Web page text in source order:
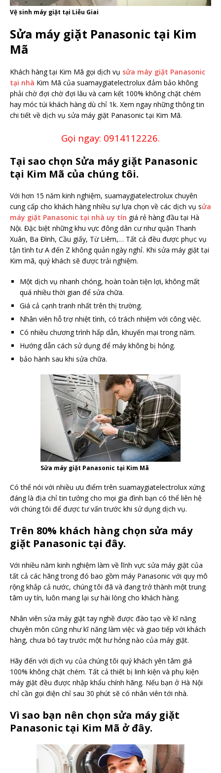
Vệ sinh máy giặt tại Liễu Giai
Sửa máy giặt Panasonic tại Kim
Mã
Khách hàng tại Kim Mã gọi dịch vụ sửa máy giặt Panasonic
tại nhà Kim Mã của suamaygiatelectrolux đảm bảo không
phải chờ đợi chờ đợi lâu và cam kết 100% không chặt chém
hay móc túi khách hàng dù chỉ 1k. Xem ngay những thông tin
chi tiết về dịch vụ sửa máy giặt Panasonic tại Kim Mã.
Gọi ngay: 0914112226.
Tại sao chọn Sửa máy giặt Panasonic
tại Kim Mã của chúng tôi.
Với hơn 15 năm kinh nghiệm, suamaygiatelectrolux chuyên
cung cấp cho khách hàng nhiều sự lựa chọn về các dịch vụ sửa
máy giặt Panasonic tại nhà uy tín giá rẻ hàng đầu tại Hà
Nội. Đặc biệt những khu vực đông dân cư như quận Thanh
Xuân, Ba Đình, Cầu giấy, Từ Liêm,… Tất cả đều được phục vụ
tận tình tư A đến Z không quản ngày nghỉ. Khi sửa máy giặt tại
Kim mã, quý khách sẽ được trải nghiệm.
Một dịch vụ nhanh chóng, hoàn toàn tiện lợi, không mất
quá nhiều thời gian để sửa chữa.
Giá cả cạnh tranh nhất trên thị trường.
Nhân viên hỗ trợ nhiệt tình, có trách nhiệm với công việc.
Có nhiều chương trình hấp dẫn, khuyến mại trong năm.
Hướng dẫn cách sử dụng để máy không bị hỏng.
bảo hành sau khi sửa chữa.
Sửa máy giặt Panasonic tại Kim Mã
Có thể nói với nhiều ưu điểm trên suamaygiatelectrolux xứng
đáng là địa chỉ tin tưởng cho mọi gia đình bạn có thể liên hệ
với chúng tôi để được tư vấn trước khi sử dụng dịch vụ.
Trên 80% khách hàng chọn sửa máy
giặt Panasonic tại đây.
Với nhiều năm kinh nghiệm làm về lĩnh vực sửa máy giặt của
tất cả các hãng trong đó bao gồm máy Panasonic với quy mô
rộng khắp cả nước, chúng tôi đã và đang trở thành một trung
tâm uy tín, luôn mang lại sự hài lòng cho khách hàng.
Nhân viên sửa máy giặt tay nghề được đào tạo về kĩ năng
chuyên môn cũng như kĩ năng làm việc và giao tiếp với khách
hàng, chưa bó tay trước một hư hỏng nào của máy giặt.
Hãy đến với dịch vụ của chúng tôi quý khách yên tâm giá
100% không chặt chém. Tất cả thiết bị linh kiện và phụ kiện
máy giặt đều được nhập khẩu chính hãng. Nếu bạn ở Hà Nội
chỉ cần gọi điện chỉ sau 30 phút sẽ có nhân viên tới nhà.
Vì sao bạn nên chọn sửa máy giặt
Panasonic tại Kim Mã ở đây.